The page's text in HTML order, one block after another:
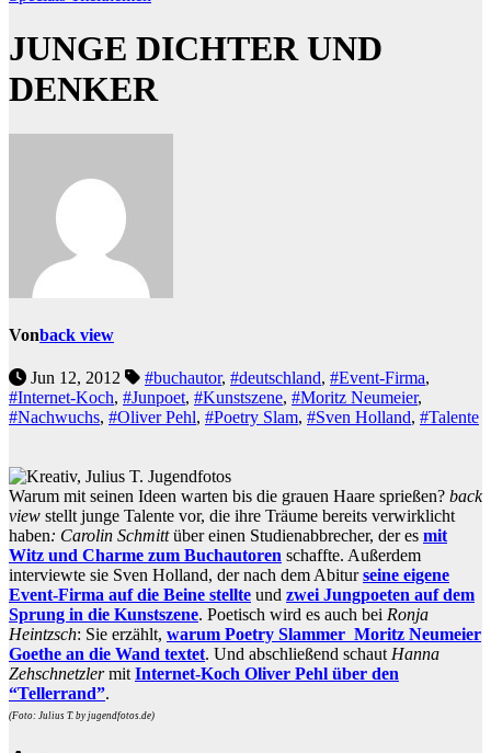
JUNGE DICHTER UND
DENKER
Vonback view
Jun 12, 2012 #buchautor, #deutschland, #Event-Firma,
#Internet-Koch, #Junpoet, #Kunstszene, #Moritz Neumeier,
#Nachwuchs, #Oliver Pehl, #Poetry Slam, #Sven Holland, #Talente
Warum mit seinen Ideen warten bis die grauen Haare sprießen? back
view stellt junge Talente vor, die ihre Träume bereits verwirklicht
haben: Carolin Schmittüber einen Studienabbrecher, der es mit
Witz und Charme zum Buchautoren schaffte. Außerdem
interviewte sie Sven Holland, der nach dem Abiturseine eigene
Event-Firma auf die Beine stellte und zwei Jungpoeten auf dem
Sprung in die Kunstszene. Poetisch wird es auch bei Ronja
Heintzsch: Sie erzählt, warum Poetry Slammer Moritz Neumeier
Goethe an die Wand textet. Und abschließend schaut Hanna
Zehschnetzlermit Internet-Koch Oliver Pehl über den
“Tellerrand”.
(Foto: Julius T. by jugendfotos.de)